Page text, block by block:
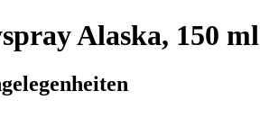
Alaska, 150 ml